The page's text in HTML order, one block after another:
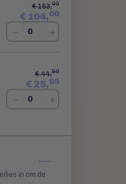
€153,00
€ 104,00
− +
€44,50
€ 25,95
− +
—
in om de